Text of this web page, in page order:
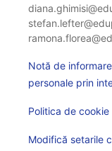
Notă de
personale prin
Politica de cookie
Modifică setarile